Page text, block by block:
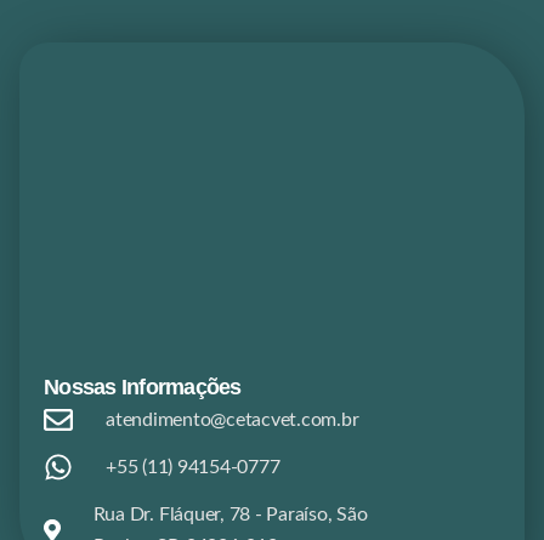
Nossas Informações
atendimento@cetacvet.com.br
+55 (11) 94154-0777
Rua Dr. Fláquer, 78 - Paraíso, São